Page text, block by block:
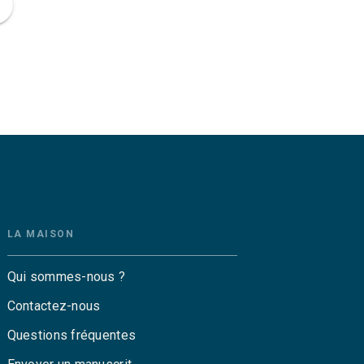
LA MAISON
Qui sommes-nous ?
Contactez-nous
Questions fréquentes